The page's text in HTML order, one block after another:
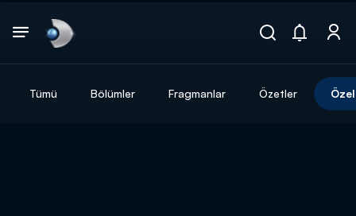
Tümü Bölümler Fragmanlar Özetler